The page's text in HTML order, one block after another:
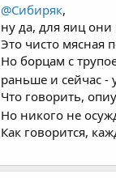
@Сибиряк,
ну да, для яиц
Это чисто мясная
Но борцам с
раньше и сейчас -
Что говорить,
Но никого не
Как говорится,